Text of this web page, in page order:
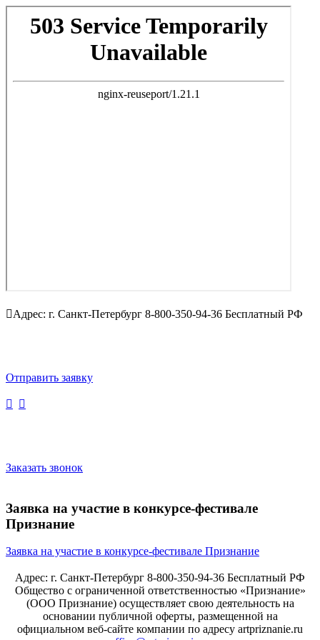
Адрес: г. Санкт-Петербург 8-800-350-94-36 Бесплатный РФ
Отправить заявку
Заказать звонок
Заявка на участие в конкурсе-фестивале
Признание
Заявка на участие в конкурсе-фестивале Признание
Адрес: г. Санкт-Петербург 8-800-350-94-36 Бесплатный РФ
Общество с ограниченной ответственностью «Признание»
(ООО Признание) осуществляет свою деятельность на
основании публичной оферты, размещенной на
официальном веб-сайте компании по адресу artpriznanie.ru